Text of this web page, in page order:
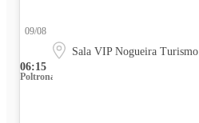
06:15
09/08
Sala VIP Nogueira Turismo
Poltrona